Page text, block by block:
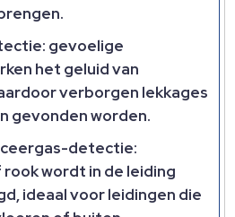
gevoelige
het geluid van
verborgen lekkages
gevonden worden.
detectie:
wordt in de leiding
ideaal voor leidingen die